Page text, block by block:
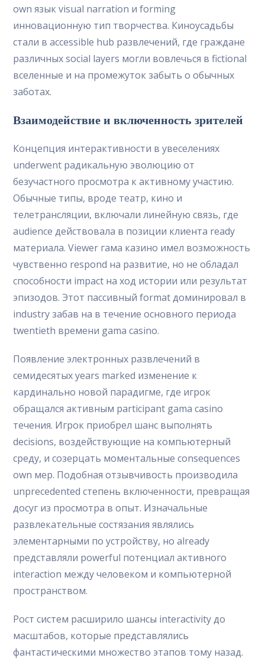
own язык visual narration и forming
инновационную тип творчества. Киноусадьбы
стали в accessible hub развлечений, где граждане
различных social layers могли вовлечься в fictional
вселенные и на промежуток забыть о обычных
заботах.
Взаимодействие и включенность зрителей
Концепция интерактивности в увеселениях
underwent радикальную эволюцию от
безучастного просмотра к активному участию.
Обычные типы, вроде театр, кино и
телетрансляции, включали линейную связь, где
audience действовала в позиции клиента ready
материала. Viewer гама казино имел возможность
чувственно respond на развитие, но не обладал
способности impact на ход истории или результат
эпизодов. Этот пассивный format доминировал в
industry забав на в течение основного периода
twentieth времени gama casino.
Появление электронных развлечений в
семидесятых years marked изменение к
кардинально новой парадигме, где игрок
обращался активным participant gama casino
течения. Игрок приобрел шанс выполнять
decisions, воздействующие на компьютерный
среду, и созерцать моментальные consequences
own мер. Подобная отзывчивость производила
unprecedented степень включенности, превращая
досуг из просмотра в опыт. Изначальные
развлекательные состязания являлись
элементарными по устройству, но already
представляли powerful потенциал активного
interaction между человеком и компьютерной
пространством.
Рост систем расширило шансы interactivity до
масштабов, которые представлялись
фантастическими множество этапов тому назад.